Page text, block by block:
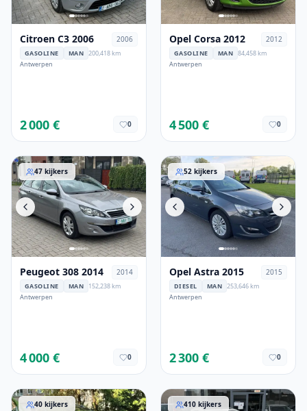
Citroen C3 2006 2006
GASOLINE MAN 200,418 km
Antwerpen
2 000 € 0
Opel Corsa 2012 2012
GASOLINE MAN 84,458 km
Antwerpen
4 500 € 0
Peugeot 308 2014
47 kijkers
Peugeot 308 2014 2014
GASOLINE MAN
152,238 km
Antwerpen
4 000 € 0
Opel Astra 2015
52 kijkers
Opel Astra 2015 2015
DIESEL MAN 253,646 km
Antwerpen
2 300 € 0
VW Sharan 2016
40 kijkers Ford Ka 2015
410 kijkers